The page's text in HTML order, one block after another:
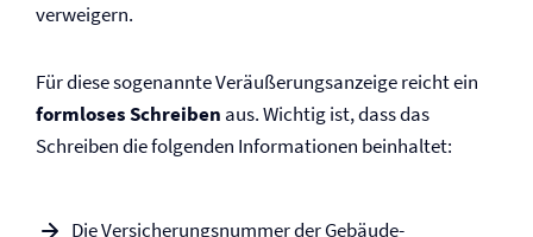
verweigern.
Für diese sogenannte Veräußerungsanzeige reicht ein
formloses Schreiben aus. Wichtig ist, dass das
Schreiben die folgenden Informationen beinhaltet:
Die Versicherungsnummer der Gebäude­